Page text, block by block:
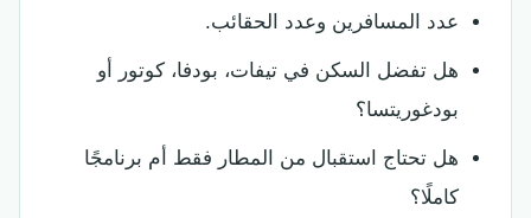
عدد المسافرين وعدد الحقائب.
هل تفضل السكن في تيفات، بودفا، كوتور أو
بودغوريتسا؟
هل تحتاج استقبال من المطار فقط أم برنامجًا
كاملًا؟